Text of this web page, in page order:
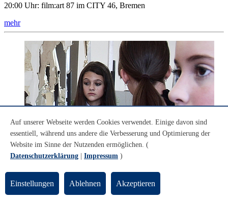
20:00 Uhr: film:art 87 im CITY 46, Bremen
mehr
© Julika Rudelius | Dressage
Auf unserer Webseite werden Cookies verwendet. Einige davon sind
essentiell, während uns andere die Verbesserung und Optimierung der
Website im Sinne der Nutzenden ermöglichen. (
Datenschutzerklärung
Impressum )
Einstellungen Ablehnen Akzeptieren